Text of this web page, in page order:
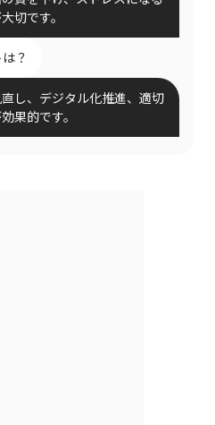
切です。
？
し、デジタル化推進、適切
果的です。